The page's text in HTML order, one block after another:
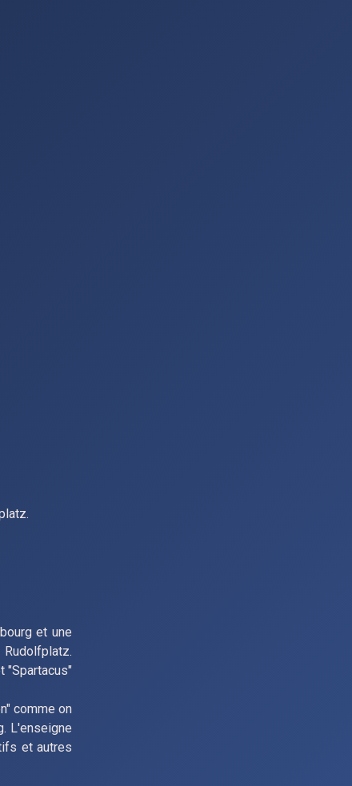
et une
"Spartacus"
comme on
L'enseigne
et autres